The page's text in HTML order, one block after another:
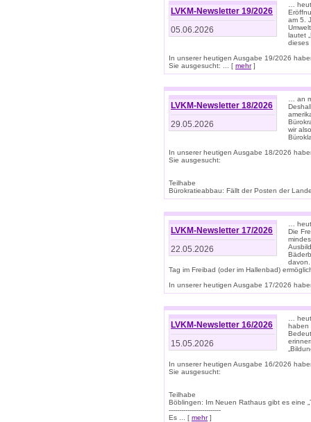
LVKM-Newsletter 19/2026
05.06.2026
…
am 5.
lautet
dieses
In unserer heutigen Ausgabe 19/2026
Sie ausgesucht: ... [ mehr]
LVKM-Newsletter 18/2026
29.05.2026
… an
wir
In unserer heutigen Ausgabe 18/2026
Sie ausgesucht:
Teilhabe
Bürokratieabbau: Fällt der Posten der
LVKM-Newsletter 17/2026
22.05.2026
…
Die
davon.
Tag im Freibad (oder im Hallenbad)
In unserer heutigen Ausgabe 17/2026
LVKM-Newsletter 16/2026
15.05.2026
…
haben
In unserer heutigen Ausgabe 16/2026
Sie ausgesucht:
Teilhabe
Böblingen: Im Neuen Rathaus gibt es eine
-------------------------
Es ... [ mehr]